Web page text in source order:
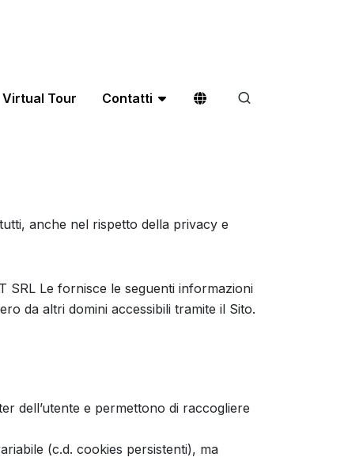
Virtual Tour Contatti
anche nel rispetto della privacy e
SRL Le fornisce le seguenti informazioni
da altri domini accessibili tramite il Sito.
dell’utente e permettono di raccogliere
(c.d. cookies persistenti), ma